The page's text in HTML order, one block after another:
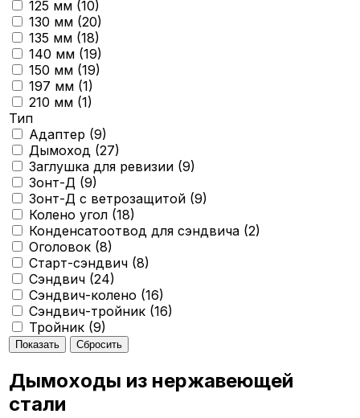
125 мм (10)
130 мм (20)
135 мм (18)
140 мм (19)
150 мм (19)
197 мм (1)
210 мм (1)
Тип
Адаптер (9)
Дымоход (27)
Заглушка для ревизии (9)
Зонт-Д (9)
Зонт-Д с ветрозащитой (9)
Колено угол (18)
Конденсатоотвод для сэндвича (2)
Оголовок (8)
Старт-сэндвич (8)
Сэндвич (24)
Сэндвич-колено (16)
Сэндвич-тройник (16)
Тройник (9)
Дымоходы из нержавеющей
стали